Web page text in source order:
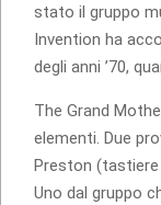
stato il gruppo
Invention ha
degli anni ’70,
The Grand
elementi. Due
Preston (tastiere
Uno dal gruppo